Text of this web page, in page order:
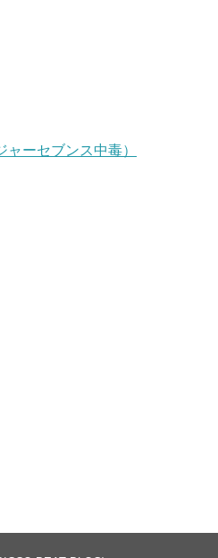
ーセブンス中毒）